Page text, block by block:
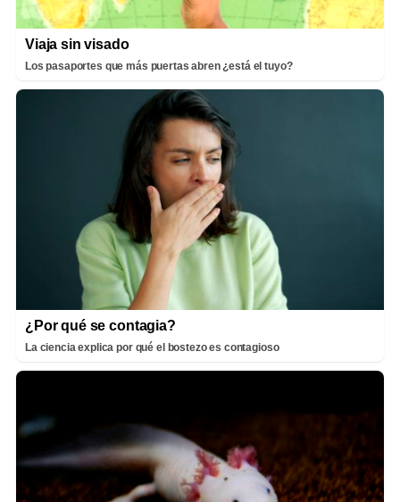
Viaja sin visado
Los pasaportes que más puertas abren ¿está el tuyo?
¿Por qué se contagia?
La ciencia explica por qué el bostezo es contagioso